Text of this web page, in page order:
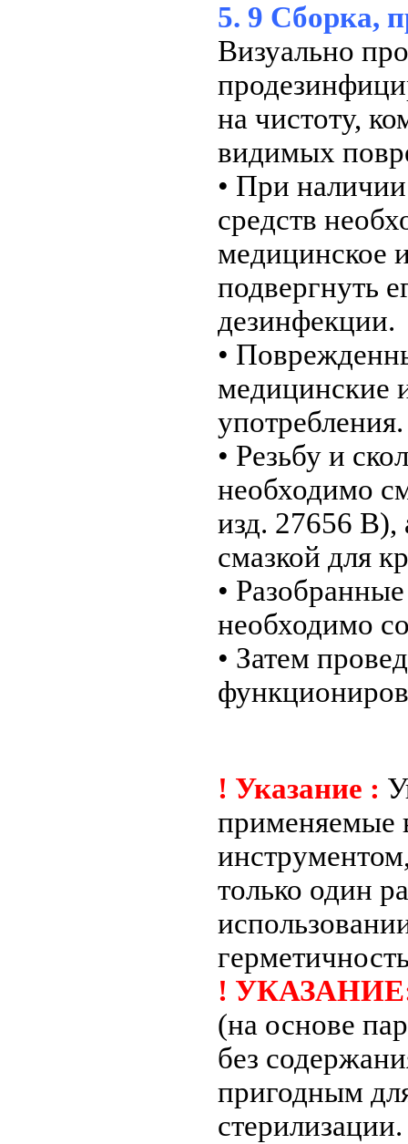
5. 9 Сборка,
Визуально
на чистоту,
видимых
• При
средств
медицинское
подвергнуть
дезинфекции.
•
медицинские
употребления.
• Резьбу и
необходимо
изд. 27656 B),
смазкой для
•
необходимо
• Затем
! Указание :
применяемые
только один
!
(на основе
без
пригодным
стерилизации.